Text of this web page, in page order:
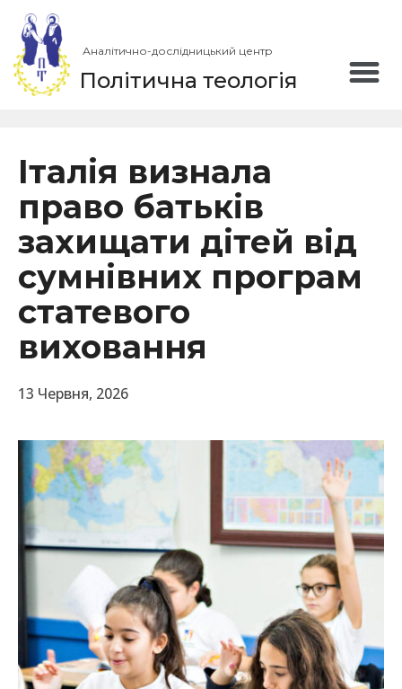
Аналітично-дослідницький центр
Політична теологія
Італія визнала
право батьків
захищати дітей від
сумнівних програм
статевого
виховання
13 Червня, 2026